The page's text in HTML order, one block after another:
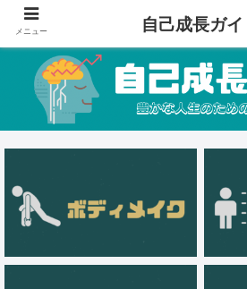
メニュー 自己成長ガイ